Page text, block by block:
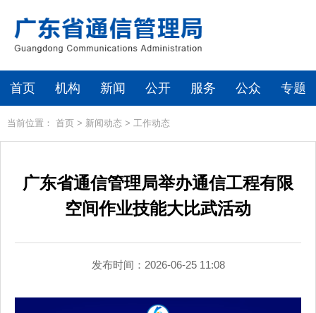
首页 机构 新闻 公开 服务 公众 专题
当前位置： 首页 > 新闻动态 > 工作动态
广东省通信管理局举办通信工程有限
空间作业技能大比武活动
发布时间：2026-06-25 11:08